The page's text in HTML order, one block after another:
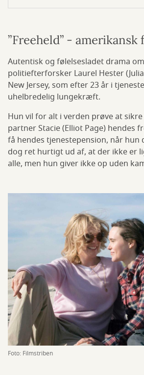
”Freeheld” - amerikansk
Autentisk og følelsesladet drama
politiefterforsker Laurel Hester
New Jersey, som efter 23 år i
uhelbredelig lungekræft.
Hun vil for alt i verden prøve at
partner Stacie (Elliot Page) hendes
få hendes tjenestepension, når hun
dog ret hurtigt ud af, at der ikke er
alle, men hun giver ikke op uden
Foto: Filmstriben